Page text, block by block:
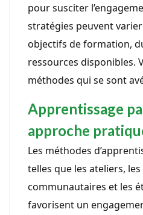
pour susciter
stratégies peuvent
objectifs de formation,
ressources disponibles.
méthodes qui se sont
Apprentissage
approche
Les méthodes
telles que les ateliers,
communautaires et les
favorisent un